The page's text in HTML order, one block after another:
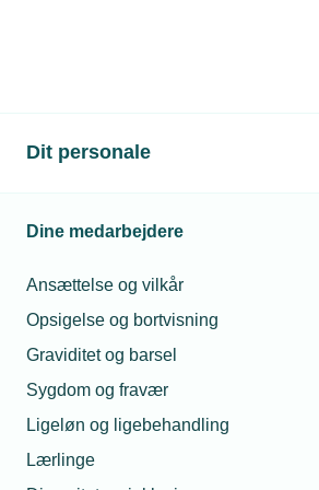
Dit personale
Dine medarbejdere
Ansættelse og vilkår
Opsigelse og bortvisning
Graviditet og barsel
Sygdom og fravær
Ligeløn og ligebehandling
Lærlinge
Elbilerne har